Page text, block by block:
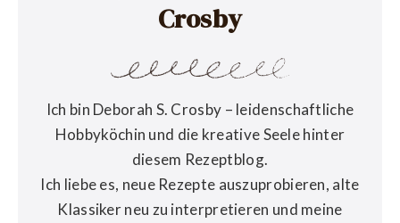
Crosby
Ich bin Deborah S. Crosby – leidenschaftliche
Hobbyköchin und die kreative Seele hinter
diesem Rezeptblog.
Ich liebe es, neue Rezepte auszuprobieren, alte
Klassiker neu zu interpretieren und meine